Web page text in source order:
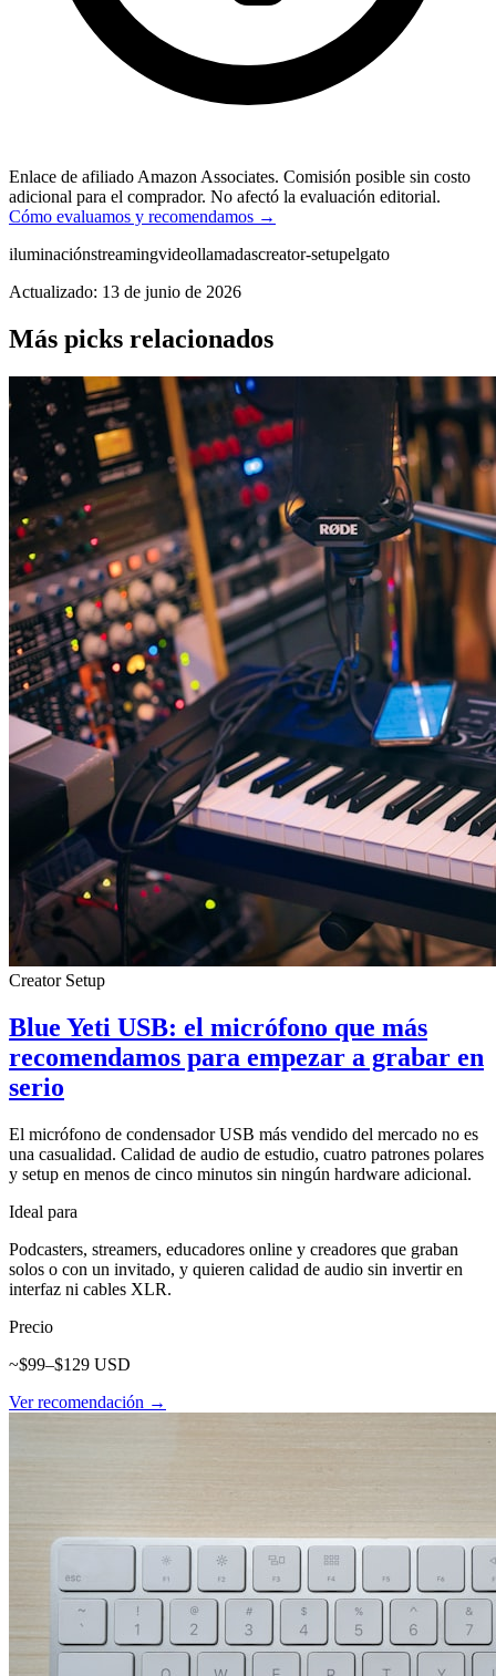
Enlace de afiliado Amazon Associates. Comisión posible sin costo
adicional para el comprador. No afectó la evaluación editorial.
Cómo evaluamos y recomendamos →
iluminaciónstreamingvideollamadascreator-setupelgato
Actualizado: 13 de junio de 2026
Más picks relacionados
Creator Setup
Blue Yeti USB: el micrófono que más
recomendamos para empezar a grabar en
serio
El micrófono de condensador USB más vendido del mercado no es
una casualidad. Calidad de audio de estudio, cuatro patrones polares
y setup en menos de cinco minutos sin ningún hardware adicional.
Ideal para
Podcasters, streamers, educadores online y creadores que graban
solos o con un invitado, y quieren calidad de audio sin invertir en
interfaz ni cables XLR.
Precio
~$99–$129 USD
Ver recomendación →